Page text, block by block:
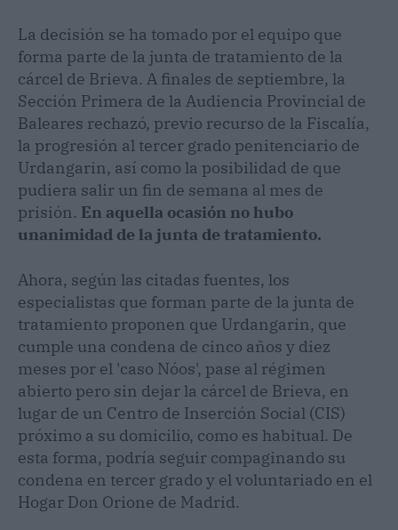
La decisión se ha tomado por el equipo que
forma parte de la junta de tratamiento de la
cárcel de Brieva. A finales de septiembre, la
Sección Primera de la Audiencia Provincial de
Baleares rechazó, previo recurso de la Fiscalía,
la progresión al tercer grado penitenciario de
Urdangarin, así como la posibilidad de que
pudiera salir un fin de semana al mes de
prisión. En aquella ocasión no hubo
unanimidad de la junta de tratamiento.
Ahora, según las citadas fuentes, los
especialistas que forman parte de la junta de
tratamiento proponen que Urdangarin, que
cumple una condena de cinco años y diez
meses por el 'caso Nóos', pase al régimen
abierto pero sin dejar la cárcel de Brieva, en
lugar de un Centro de Inserción Social (CIS)
próximo a su domicilio, como es habitual. De
esta forma, podría seguir compaginando su
condena en tercer grado y el voluntariado en el
Hogar Don Orione de Madrid.